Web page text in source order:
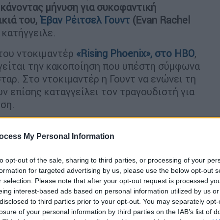
My Personal Information
opt-out of the sale, sharing to third parties, or processing of your
for targeted advertising by us, please use the below opt-out
selection. Please note that after your opt-out request is processed
interest-based ads based on personal information utilized by us
to third parties prior to your opt-out. You may separately
of your personal information by third parties on the IAB’s list of
κάνοντας μήνυση για συκοφαντική
του, Έβαν Ρέιτσελ Γουντ (Evan Rachel
ντοκιμαντέρ «Rising Phoenix», στο HBO,
την κακοποίηση που υπέστη σύμφωνα
Στο ντοκιμαντέρ η Γουντ να ενώνει τη
καταγγείλει τον τραγουδιστή για
η σύντροφός της
μου»
και άλλες γυναίκες να
αθώος (!). Ο μουσικός, σύμφωνα με τα
μαζι με την «σύντροφό της», όπως την
για δυσφήμιση και συναισθηματική
τους πράκτορες του FBI